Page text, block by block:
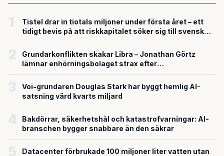
Tistel drar in tiotals miljoner under första året – ett
tidigt bevis på att riskkapitalet söker sig till svensk
Grundarkonflikten skakar Libra – Jonathan Görtz
lämnar enhörningsbolaget strax efter
Voi-grundaren Douglas Stark har byggt hemlig AI-
satsning värd kvarts miljard
Bakdörrar, säkerhetshål och katastrofvarningar: AI-
branschen bygger snabbare än den säkrar
Datacenter förbrukade 100 miljoner liter vatten utan